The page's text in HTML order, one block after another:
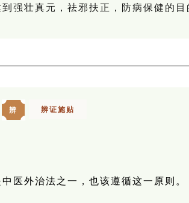
强壮真元，祛邪扶正，防病保健的目
辨 辨证施贴
医外治法之一，也该遵循这一原则。